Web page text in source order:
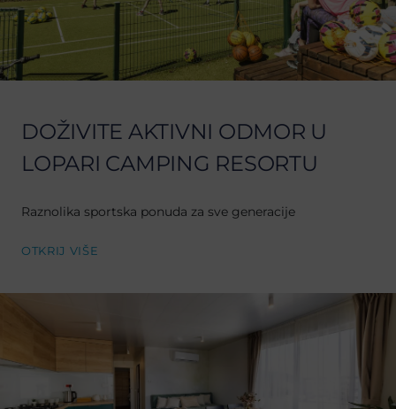
DOŽIVITE AKTIVNI ODMOR U
LOPARI CAMPING RESORTU
Raznolika sportska ponuda za sve generacije
OTKRIJ VIŠE